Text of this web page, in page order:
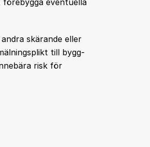
skärande eller
till bygg-
risk för